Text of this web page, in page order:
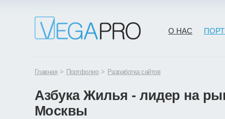
О НАС
Главная > Портфолио > Разработка сайтов
Азбука Жилья - лидер на
Москвы